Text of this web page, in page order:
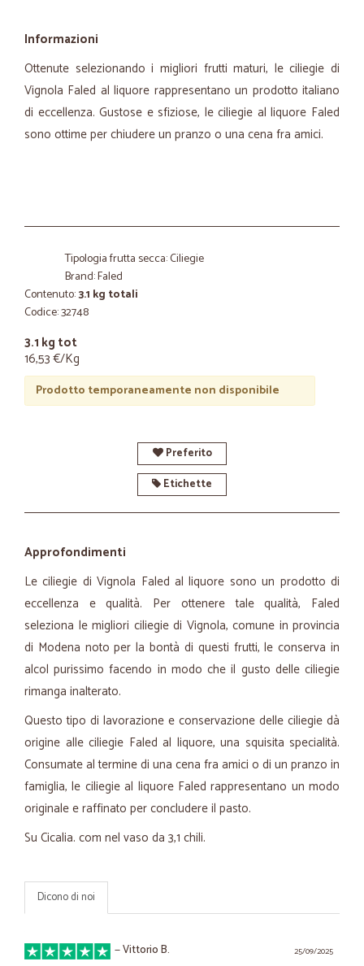
Informazioni
Ottenute selezionando i migliori frutti maturi, le ciliegie di
Vignola Faled al liquore rappresentano un prodotto italiano
di eccellenza. Gustose e sfiziose, le ciliegie al liquore Faled
sono ottime per chiudere un pranzo o una cena fra amici.
Tipologia frutta secca: Ciliegie
Brand: Faled
Contenuto:3.1 kg totali
Codice: 32748
3.1 kg tot
16,53 €/Kg
Prodotto temporaneamente non disponibile
Preferito
Etichette
Approfondimenti
Le ciliegie di Vignola Faled al liquore sono un prodotto di
eccellenza e qualità. Per ottenere tale qualità, Faled
seleziona le migliori ciliegie di Vignola, comune in provincia
di Modena noto per la bontà di questi frutti, le conserva in
alcol purissimo facendo in modo che il gusto delle ciliegie
rimanga inalterato.
Questo tipo di lavorazione e conservazione delle ciliegie dà
origine alle ciliegie Faled al liquore, una squisita specialità.
Consumate al termine di una cena fra amici o di un pranzo in
famiglia, le ciliegie al liquore Faled rappresentano un modo
originale e raffinato per concludere il pasto.
Su Cicalia. com nel vaso da 3,1 chili.
Dicono di noi
25/09/2025
—Vittorio B.